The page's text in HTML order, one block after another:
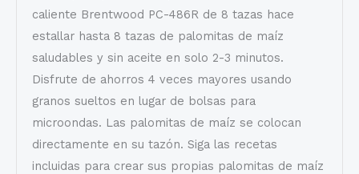
caliente Brentwood PC-486R de 8 tazas hace
estallar hasta 8 tazas de palomitas de maíz
saludables y sin aceite en solo 2-3 minutos.
Disfrute de ahorros 4 veces mayores usando
granos sueltos en lugar de bolsas para
microondas. Las palomitas de maíz se colocan
directamente en su tazón. Siga las recetas
incluidas para crear sus propias palomitas de maíz